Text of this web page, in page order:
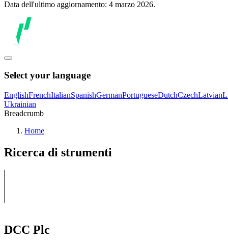
Data dell'ultimo aggiornamento: 4 marzo 2026.
Select your language
EnglishFrenchItalianSpanishGermanPortugueseDutchCzechLatvian
Ukrainian
Breadcrumb
Home
Ricerca di strumenti
DCC Plc